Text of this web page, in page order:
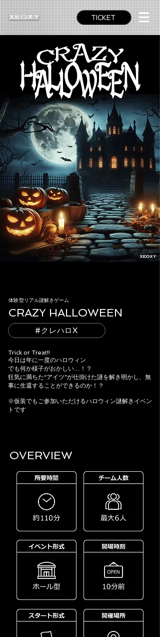
TICKET
体験型リアル謎解きゲーム
CRAZY HALLOWEEN
Trick or Treat!!
今日は年に一度のハロウィン
でも何か様子がおかしい…！？
狂気に満ちた“アイツ”が仕掛けた謎を解き明かし、無
事に生還することができるのか！？
※仮装でもご参加いただけるハロウィン謎解きイベン
トです
#クレハロX
OVERVIEW​